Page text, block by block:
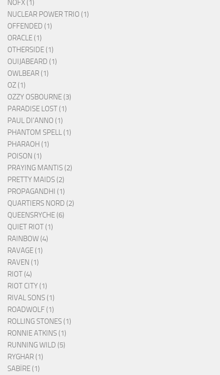
NOFX (1)
NUCLEAR POWER TRIO (1)
OFFENDED (1)
ORACLE (1)
OTHERSIDE (1)
OUIJABEARD (1)
OWLBEAR (1)
OZ (1)
OZZY OSBOURNE (3)
PARADISE LOST (1)
PAUL DI'ANNO (1)
PHANTOM SPELL (1)
PHARAOH (1)
POISON (1)
PRAYING MANTIS (2)
PRETTY MAIDS (2)
PROPAGANDHI (1)
QUARTIERS NORD (2)
QUEENSRYCHE (6)
QUIET RIOT (1)
RAINBOW (4)
RAVAGE (1)
RAVEN (1)
RIOT (4)
RIOT CITY (1)
RIVAL SONS (1)
ROADWOLF (1)
ROLLING STONES (1)
RONNIE ATKINS (1)
RUNNING WILD (5)
RYGHAR (1)
SABÏRE (1)